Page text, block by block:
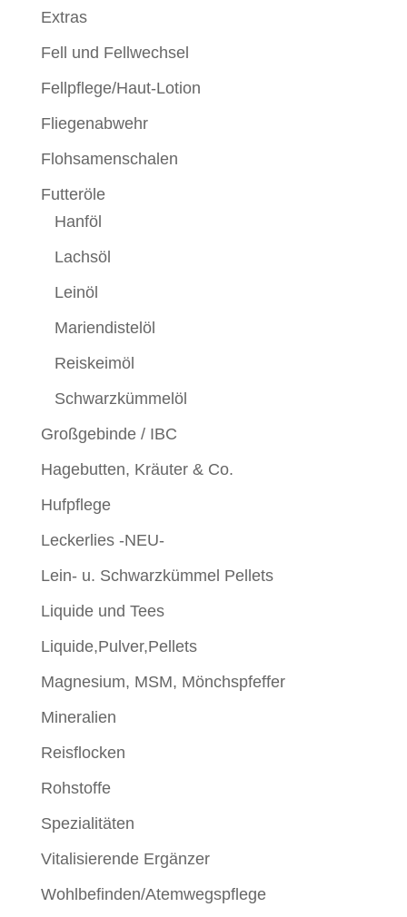
Extras
Fell und Fellwechsel
Fellpflege/Haut-Lotion
Fliegenabwehr
Flohsamenschalen
Futteröle
Hanföl
Lachsöl
Leinöl
Mariendistelöl
Reiskeimöl
Schwarzkümmelöl
Großgebinde / IBC
Hagebutten, Kräuter & Co.
Hufpflege
Leckerlies -NEU-
Lein- u. Schwarzkümmel Pellets
Liquide und Tees
Liquide,Pulver,Pellets
Magnesium, MSM, Mönchspfeffer
Mineralien
Reisflocken
Rohstoffe
Spezialitäten
Vitalisierende Ergänzer
Wohlbefinden/Atemwegspflege